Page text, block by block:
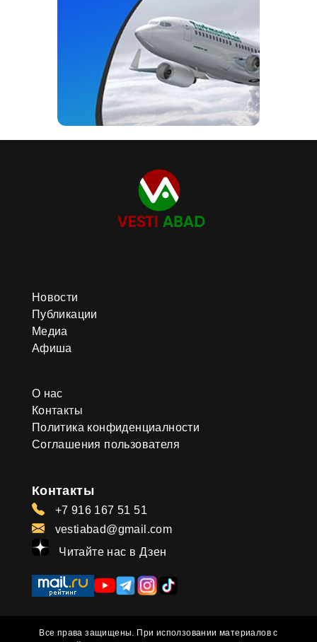
Новости
Публикации
Медиа
Афиша
О нас
Контакты
Политика конфиденциалности
Соглашения пользователя
Контакты
+7 916 167 51 51
vestiabad@gmail.com
Читайте нас в Дзен
Все права защищены. При исползовании материалов с